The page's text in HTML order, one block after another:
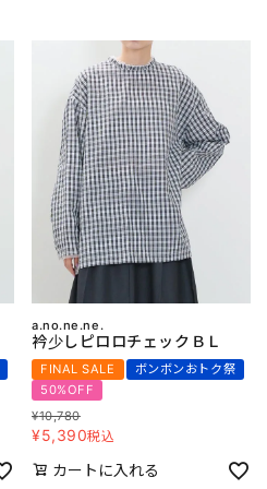
a.no.ne.ne.
衿少しピロロチェックＢＬ
FINAL SALE
ボンボンおトク祭
50%OFF
¥10,780
¥5,390税込
カートに入れる